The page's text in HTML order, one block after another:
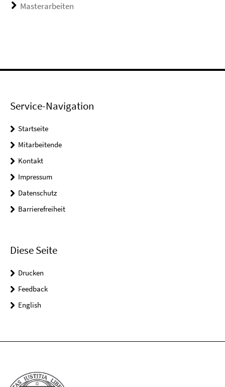
Masterarbeiten
Service-Navigation
Startseite
Mitarbeitende
Kontakt
Impressum
Datenschutz
Barrierefreiheit
Diese Seite
Drucken
Feedback
English